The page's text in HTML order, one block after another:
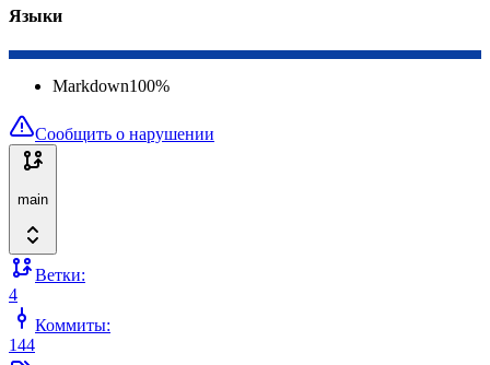
Языки
Markdown100%
Сообщить о нарушении
main
Ветки:
4
Коммиты:
144